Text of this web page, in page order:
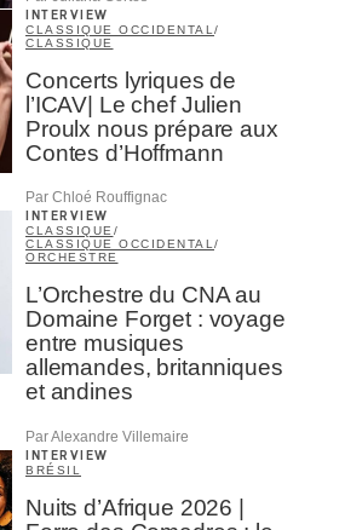
INTERVIEW
CLASSIQUE OCCIDENTAL /
CLASSIQUE
Concerts lyriques de
l’ICAV| Le chef Julien
Proulx nous prépare aux
Contes d’Hoffmann
Par Chloé Rouffignac
INTERVIEW
CLASSIQUE/
CLASSIQUE OCCIDENTAL/
ORCHESTRE
L’Orchestre du CNA au
Domaine Forget : voyage
entre musiques
allemandes, britanniques
et andines
Par Alexandre Villemaire
INTERVIEW
BRÉSIL
Nuits d’Afrique 2026 |